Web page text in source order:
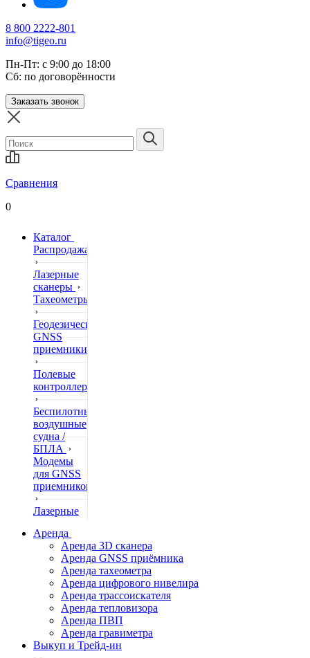
8 800 2222-801
info@tigeo.ru
Пн-Пт: с 9:00 до 18:00
Сб: по договорённости
Заказать звонок
Сравнения
0
Каталог
Распродажа
Лазерные
сканеры
Тахеометры
Геодезические
GNSS
приемники
Полевые
контроллеры
Беспилотные
воздушные
судна /
БПЛА
Модемы
для GNSS
приемников
Лазерные
Нивелиры
Теодолиты
Трассоискатели
Неразрушающий
контроль
Аксессуары
Аренда
Аренда 3D сканера
Аренда GNSS приёмника
Аренда тахеометра
Аренда цифрового нивелира
Аренда трассоискателя
Аренда тепловизора
Аренда ПВП
Аренда гравиметра
Выкуп и Трейд-ин